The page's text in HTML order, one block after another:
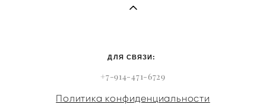
ДЛЯ СВЯЗИ:
+7-914-471-6729
Политика конфиденциальности